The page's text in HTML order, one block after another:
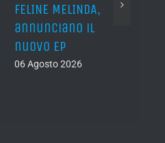
FELINE MELINDA,
annunciano il
nuovo EP
06 Agosto 2026